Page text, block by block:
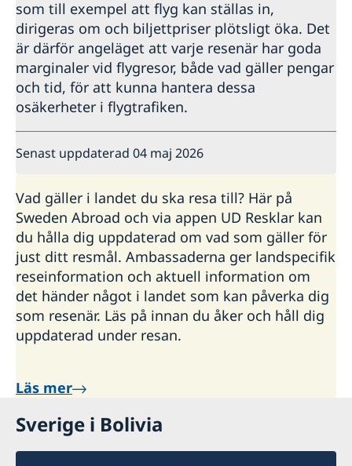
som till exempel att flyg kan ställas in,
dirigeras om och biljettpriser plötsligt öka. Det
är därför angeläget att varje resenär har goda
marginaler vid flygresor, både vad gäller pengar
och tid, för att kunna hantera dessa
osäkerheter i flygtrafiken.
Senast uppdaterad 04 maj 2026
Vad gäller i landet du ska resa till? Här på
Sweden Abroad och via appen UD Resklar kan
du hålla dig uppdaterad om vad som gäller för
just ditt resmål. Ambassaderna ger landspecifik
reseinformation och aktuell information om
det händer något i landet som kan påverka dig
som resenär. Läs på innan du åker och håll dig
uppdaterad under resan.
Läs mer
Sverige i Bolivia